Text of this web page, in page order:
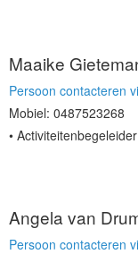
Maaike
Persoon contacteren
Mobiel: 0487523268
Angela van
Persoon contacteren